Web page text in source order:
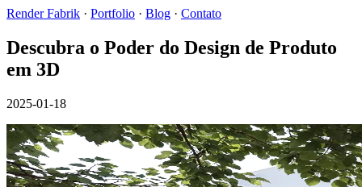
Render Fabrik · Portfolio · Blog · Contato
Descubra o Poder do Design de Produto
em 3D
2025-01-18